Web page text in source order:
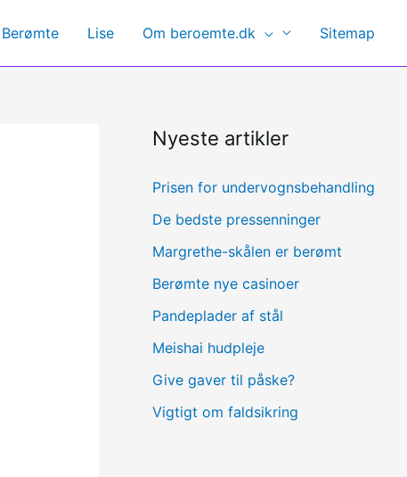
Berømte Lise Om beroemte.dk Sitemap
Nyeste artikler
Prisen for undervognsbehandling
De bedste pressenninger
Margrethe-skålen er berømt
Berømte nye casinoer
Pandeplader af stål
Meishai hudpleje
Give gaver til påske?
Vigtigt om faldsikring